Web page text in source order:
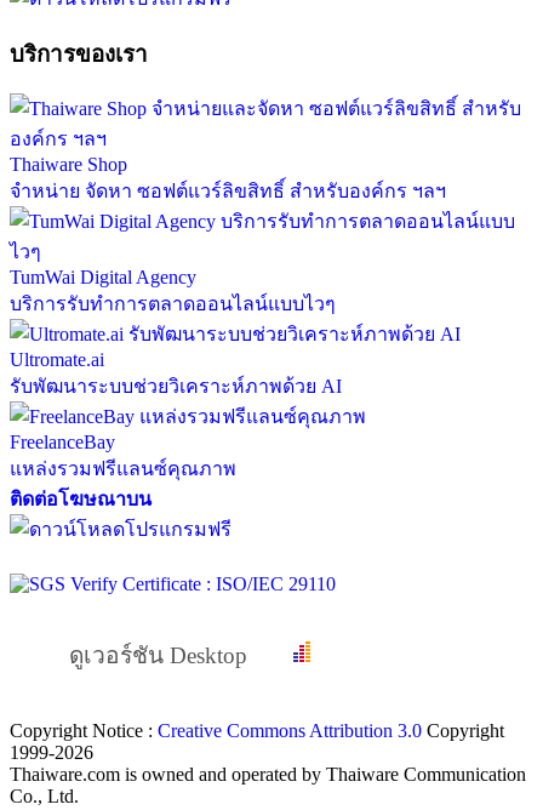
บริการของเรา
Thaiware Shop
จำหน่าย จัดหา ซอฟต์แวร์ลิขสิทธิ์ สำหรับองค์กร ฯลฯ
TumWai Digital Agency
บริการรับทำการตลาดออนไลน์แบบไวๆ
Ultromate.ai
รับพัฒนาระบบช่วยวิเคราะห์ภาพด้วย AI
FreelanceBay
แหล่งรวมฟรีแลนซ์คุณภาพ
ติดต่อโฆษณาบน
ดูเวอร์ชัน Desktop
Copyright Notice : Creative Commons Attribution 3.0 Copyright
1999-2026
Thaiware.com is owned and operated by Thaiware Communication
Co., Ltd.